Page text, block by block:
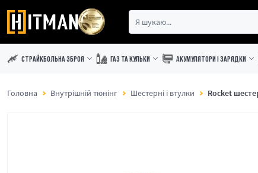
СТРАЙКБОЛЬНА ЗБРОЯ ГАЗ ТА КУЛЬКИ АКУМУЛЯТОРИ І ЗАРЯДКИ
Головна Внутрішній тюнінг Шестерні і втулки Rocket